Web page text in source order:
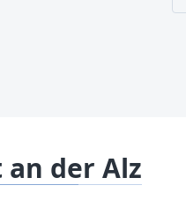
der Alz